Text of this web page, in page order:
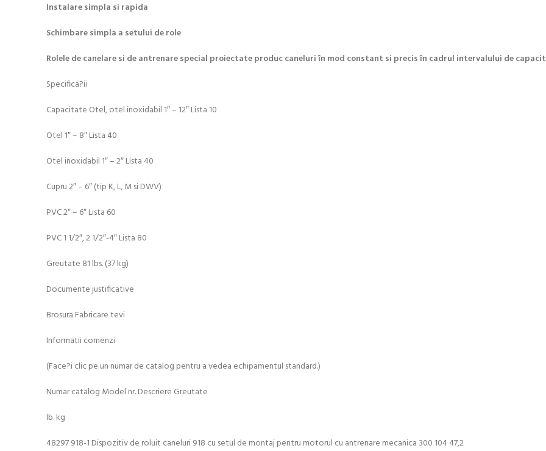
Instalare simpla si rapida
Schimbare simpla a setului de role
Rolele de canelare si de antrenare special proiectate produc caneluri în mod constant si precis în cadrul intervalului de
Specifica?ii
Capacitate Otel, otel inoxidabil 1″ – 12″ Lista 10
Otel 1″ – 8″ Lista 40
Otel inoxidabil 1″ – 2″ Lista 40
Cupru 2″ – 6″ (tip K, L, M si DWV)
PVC 2″ – 6″ Lista 60
PVC 1 1/2″, 2 1/2″-4″ Lista 80
Greutate 81 lbs. (37 kg)
Documente justificative
Brosura Fabricare tevi
Informatii comenzi
(Face?i clic pe un numar de catalog pentru a vedea echipamentul standard.)
Numar catalog Model nr. Descriere Greutate
lb. kg
48297 918-1 Dispozitiv de roluit caneluri 918 cu setul de montaj pentru motorul cu antrenare mecanica 300 104 47,2